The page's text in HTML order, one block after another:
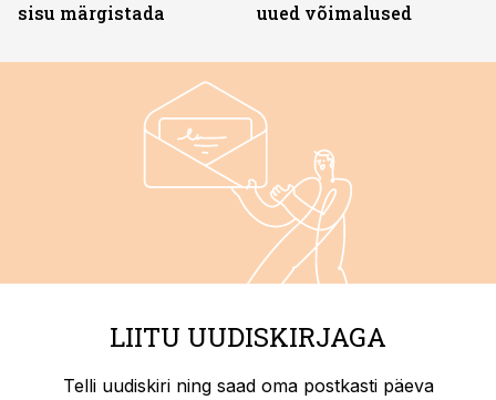
sisu märgistada
uued võimalused
LIITU UUDISKIRJAGA
Telli uudiskiri ning saad oma postkasti päeva